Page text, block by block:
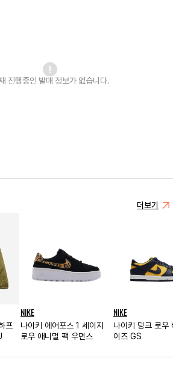
진행중인 발매 정보가 없습니다.
더보기
프
NIKE
나이키 에어포스 1 세이지
로우 애니멀 팩 우먼스
NIKE
나이키 덩크 로우 바
이즈 GS